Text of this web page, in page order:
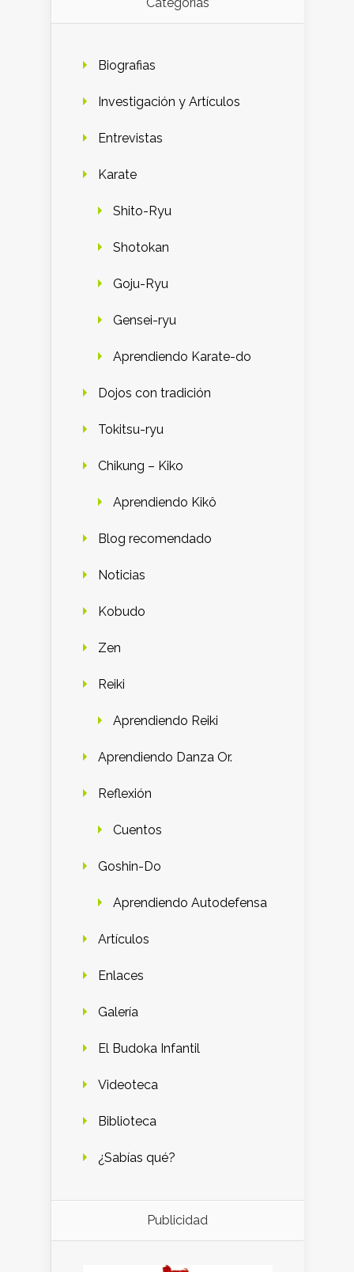
Biografias
Investigación y Artículos
Entrevistas
Karate
Shito-Ryu
Shotokan
Goju-Ryu
Gensei-ryu
Aprendiendo Karate-do
Dojos con tradición
Tokitsu-ryu
Chikung – Kiko
Aprendiendo Kikô
Blog recomendado
Noticias
Kobudo
Zen
Reiki
Aprendiendo Reiki
Aprendiendo Danza Or.
Reflexión
Cuentos
Goshin-Do
Aprendiendo Autodefensa
Artículos
Enlaces
Galería
El Budoka Infantil
Videoteca
Biblioteca
¿Sabías qué?
Publicidad